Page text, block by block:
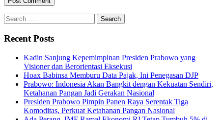
Search
for:
Recent Posts
Kadin Sanjung Kepemimpinan Presiden Prabowo yang
Visioner dan Berorientasi Eksekusi
Hoax Babinsa Memburu Data Pajak, Ini Penegasan DJP
Prabowo: Indonesia Akan Bangkit dengan Kekuatan Sendiri,
Ketahanan Pangan Jadi Gerakan Nasional
Presiden Prabowo Pimpin Panen Raya Serentak Tiga
Komoditas, Perkuat Ketahanan Pangan Nasional